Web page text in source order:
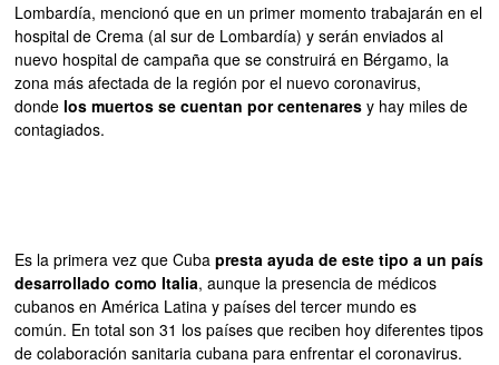
Lombardía, mencionó que en un primer momento trabajarán en el
hospital de Crema (al sur de Lombardía) y serán enviados al
nuevo hospital de campaña que se construirá en Bérgamo, la
zona más afectada de la región por el nuevo coronavirus,
donde los muertos se cuentan por centenares y hay miles de
contagiados.
Es la primera vez que Cubapresta ayuda de este tipo a un país
desarrollado como Italia, aunque la presencia de médicos
cubanos en América Latina y países del tercer mundo es
común. En total son 31 los países que reciben hoy diferentes tipos
de colaboración sanitaria cubana para enfrentar el coronavirus.